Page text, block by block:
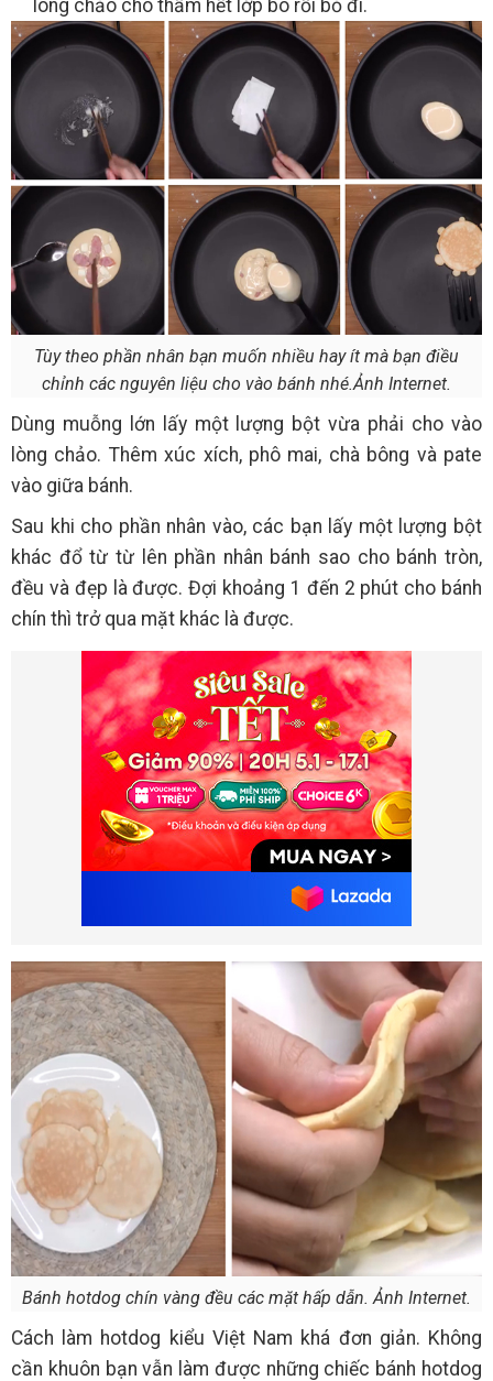
lòng chảo cho thấm hết lớp bo rồi bỏ đi.
Tùy theo phần nhân bạn muốn nhiều hay ít mà bạn điều
chỉnh các nguyên liệu cho vào bánh nhé.Ảnh Internet.
Dùng muỗng lớn lấy một lượng bột vừa phải cho vào
lòng chảo. Thêm xúc xích, phô mai, chà bông và pate
vào giữa bánh.
Sau khi cho phần nhân vào, các bạn lấy một lượng bột
khác đổ từ từ lên phần nhân bánh sao cho bánh tròn,
đều và đẹp là được. Đợi khoảng 1 đến 2 phút cho bánh
chín thì trở qua mặt khác là được.
Bánh hotdog chín vàng đều các mặt hấp dẫn. Ảnh Internet.
Cách làm hotdog kiểu Việt Nam khá đơn giản. Không
cần khuôn bạn vẫn làm được những chiếc bánh hotdog